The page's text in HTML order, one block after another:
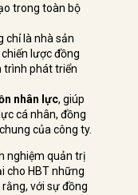
trong toàn bộ
chỉ là nhà sản
lược đồng
trình phát triển
nhân lực, giúp
cá nhân, đồng
của công ty.
nghiệm quản trị
cho HBT những
với sự đồng